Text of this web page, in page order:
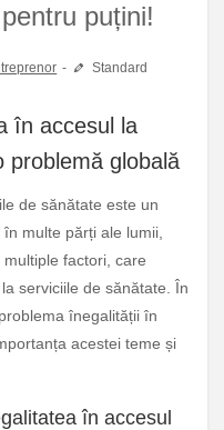
puțini!
Standard
în accesul la
problemă globală
de sănătate este un
multe părți ale lumii,
factori, care
serviciile de sănătate. În
înegalității în
acestei teme și
în accesul